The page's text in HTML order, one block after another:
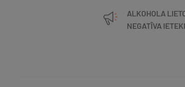
ALKOHOLA
NEGATĪVA